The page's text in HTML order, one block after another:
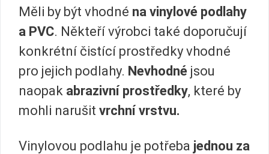
Měli by být vhodné na vinylové podlahy
a PVC. Někteří výrobci také doporučují
konkrétní čistící prostředky vhodné
pro jejich podlahy. Nevhodné jsou
naopak abrazivní prostředky, které by
mohli narušit vrchní vrstvu.
Vinylovou podlahu je potřeba jednou za